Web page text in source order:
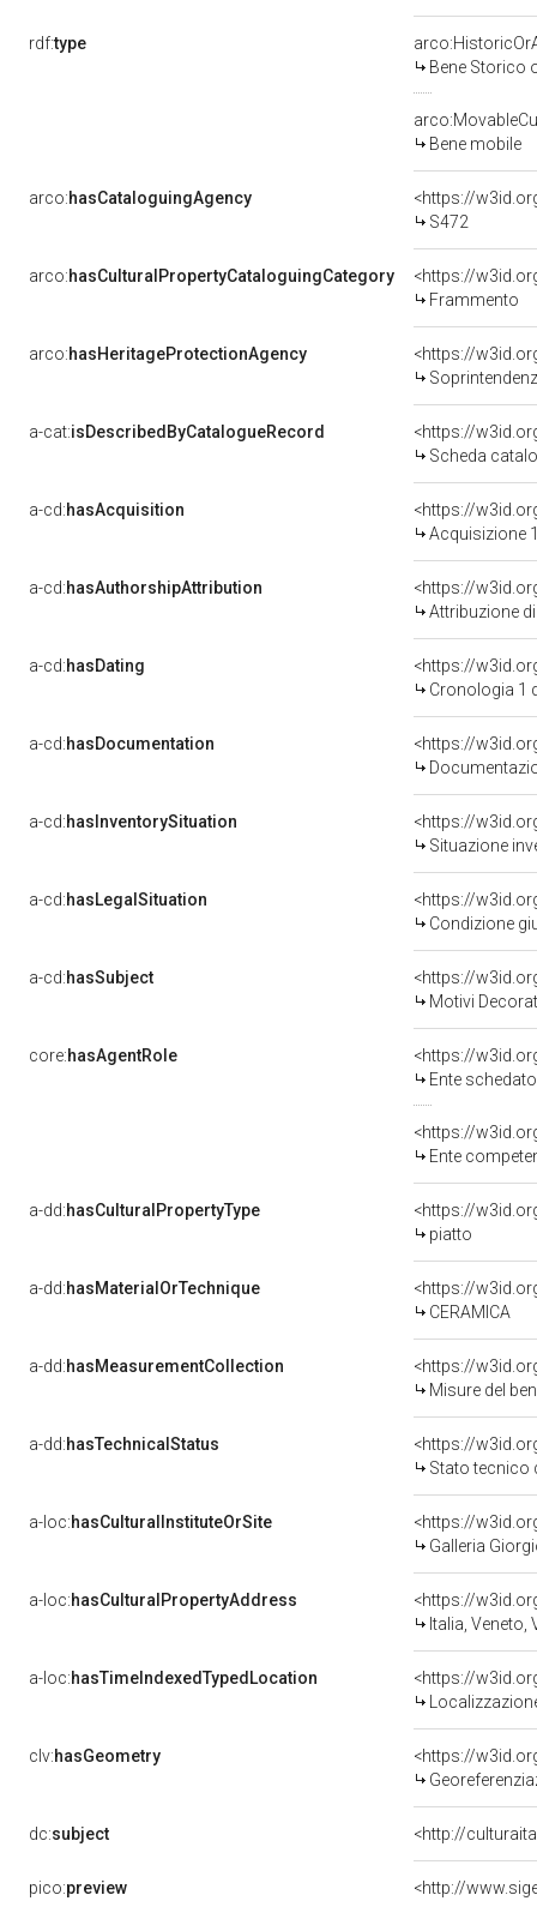
rdf:type
Bene Storico
Bene mobile
arco:hasCataloguingAgency
<https://
S472
arco:hasCulturalPropertyCataloguingCategory
<https://
Frammento
arco:hasHeritageProtectionAgency
<https://
Soprintendenza
a-cat:isDescribedByCatalogueRecord
<https://
Scheda
a-cd:hasAcquisition
<https://
Acquisizione
a-cd:hasAuthorshipAttribution
Attribuzione
a-cd:hasDating
<https://
Cronologia 1
a-cd:hasDocumentation
a-cd:hasInventorySituation
<https://
Situazione
a-cd:hasLegalSituation
<https://
Condizione
a-cd:hasSubject
<https://
Motivi
core:hasAgentRole
<https://
Ente
<https://
Ente competente per tutela
a-dd:hasCulturalPropertyType
piatto
a-dd:hasMaterialOrTechnique
<https://
CERAMICA
a-dd:hasMeasurementCollection
<https://
Misure del
a-dd:hasTechnicalStatus
<https://
Stato tecnico
a-loc:hasCulturalInstituteOrSite
<https://
Galleria
a-loc:hasCulturalPropertyAddress
<https://
Italia, Veneto,
a-loc:hasTimeIndexedTypedLocation
<https://
clv:hasGeometry
<https://
dc:subject <http://
pico:preview